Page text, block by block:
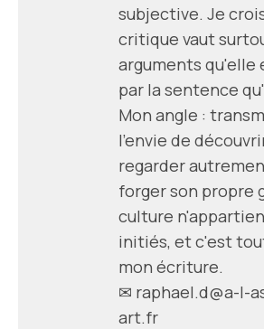
subjective. Je
critique vaut
arguments qu'elle
par la sentence
Mon angle :
l'envie de
regarder
forger son propre
culture
initiés, et c'est
mon écriture.
✉ raphael.d@a-l-
art.fr